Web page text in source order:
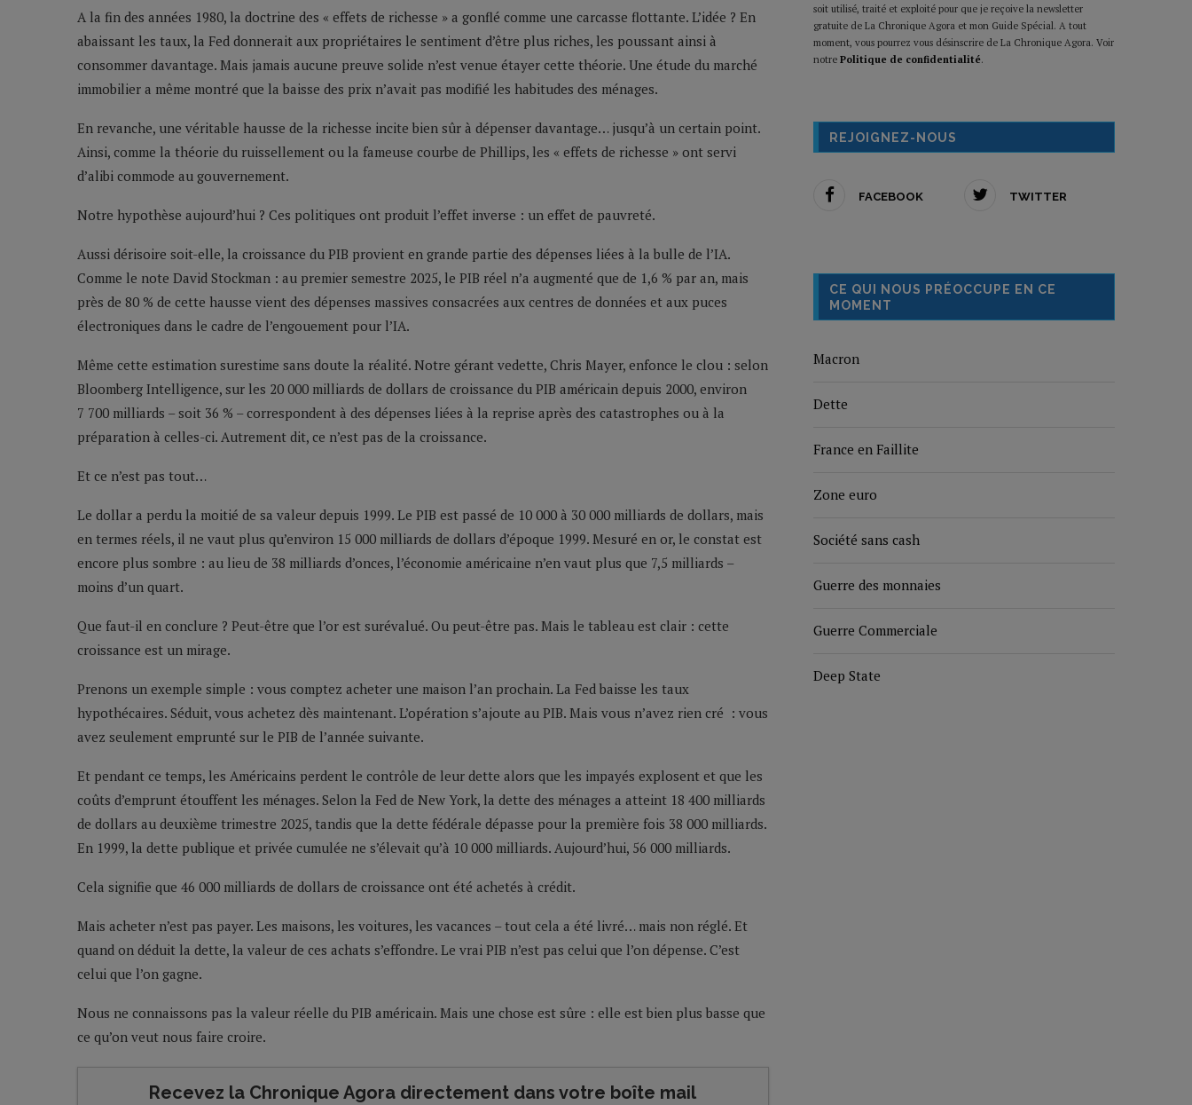
A la fin des années 1980, la doctrine des « effets de richesse » a gonflé comme une carcasse flottante. L’idée ? En
abaissant les taux, la Fed donnerait aux propriétaires le sentiment d’être plus riches, les poussant ainsi à
consommer davantage. Mais jamais aucune preuve solide n’est venue étayer cette théorie. Une étude du marché
immobilier a même montré que la baisse des prix n’avait pas modifié les habitudes des ménages.
En revanche, une véritable hausse de la richesse incite bien sûr à dépenser davantage… jusqu’à un certain point.
Ainsi, comme la théorie du ruissellement ou la fameuse courbe de Phillips, les « effets de richesse » ont servi
d’alibi commode au gouvernement.
Notre hypothèse aujourd’hui ? Ces politiques ont produit l’effet inverse : un effet de pauvreté.
Aussi dérisoire soit-elle, la croissance du PIB provient en grande partie des dépenses liées à la bulle de l’IA.
Comme le note David Stockman : au premier semestre 2025, le PIB réel n’a augmenté que de 1,6 % par an, mais
près de 80 % de cette hausse vient des dépenses massives consacrées aux centres de données et aux puces
électroniques dans le cadre de l’engouement pour l’IA.
Même cette estimation surestime sans doute la réalité. Notre gérant vedette, Chris Mayer, enfonce le clou : selon
Bloomberg Intelligence, sur les 20 000 milliards de dollars de croissance du PIB américain depuis 2000, environ
7 700 milliards – soit 36 % – correspondent à des dépenses liées à la reprise après des catastrophes ou à la
préparation à celles-ci. Autrement dit, ce n’est pas de la croissance.
Et ce n’est pas tout…
Le dollar a perdu la moitié de sa valeur depuis 1999. Le PIB est passé de 10 000 à 30 000 milliards de dollars, mais
en termes réels, il ne vaut plus qu’environ 15 000 milliards de dollars d’époque 1999. Mesuré en or, le constat est
encore plus sombre : au lieu de 38 milliards d’onces, l’économie américaine n’en vaut plus que 7,5 milliards –
moins d’un quart.
Que faut-il en conclure ? Peut-être que l’or est surévalué. Ou peut-être pas. Mais le tableau est clair : cette
croissance est un mirage.
Prenons un exemple simple : vous comptez acheter une maison l’an prochain. La Fed baisse les taux
hypothécaires. Séduit, vous achetez dès maintenant. L’opération s’ajoute au PIB. Mais vous n’avez rien cré : vous
avez seulement emprunté sur le PIB de l’année suivante.
Et pendant ce temps, les Américains perdent le contrôle de leur dette alors que les impayés explosent et que les
coûts d’emprunt étouffent les ménages. Selon la Fed de New York, la dette des ménages a atteint 18 400 milliards
de dollars au deuxième trimestre 2025, tandis que la dette fédérale dépasse pour la première fois 38 000 milliards.
En 1999, la dette publique et privée cumulée ne s’élevait qu’à 10 000 milliards. Aujourd’hui, 56 000 milliards.
Cela signifie que 46 000 milliards de dollars de croissance ont été achetés à crédit.
Mais acheter n’est pas payer. Les maisons, les voitures, les vacances – tout cela a été livré… mais non réglé. Et
quand on déduit la dette, la valeur de ces achats s’effondre. Le vrai PIB n’est pas celui que l’on dépense. C’est
celui que l’on gagne.
Nous ne connaissons pas la valeur réelle du PIB américain. Mais une chose est sûre : elle est bien plus basse que
ce qu’on veut nous faire croire.
Recevez la Chronique Agora directement dans votre boîte mail
soit utilisé, traité et exploité pour que je reçoive la newsletter
gratuite de La Chronique Agora et mon Guide Spécial. A tout
moment, vous pourrez vous désinscrire de La Chronique Agora. Voir
notre Politique de confidentialité.
REJOIGNEZ-NOUS
FACEBOOK TWITTER
CE QUI NOUS PRÉOCCUPE EN CE
MOMENT
Macron
Dette
France en Faillite
Zone euro
Société sans cash
Guerre des monnaies
Guerre Commerciale
Deep State